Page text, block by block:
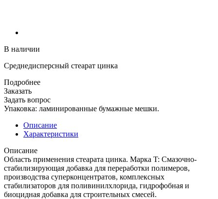
В наличии
Среднедисперсный стеарат цинка
Подробнее
Заказать
Задать вопрос
Упаковка: ламинированные бумажные мешки.
Описание
Характеристики
Описание
Область применения стеарата цинка. Марка T: Смазочно-
стабилизирующая добавка для переработки полимеров,
производства суперконцентратов, комплексных
стабилизаторов для поливинилхлорида, гидрофобная и
биоцидная добавка для строительных смесей.